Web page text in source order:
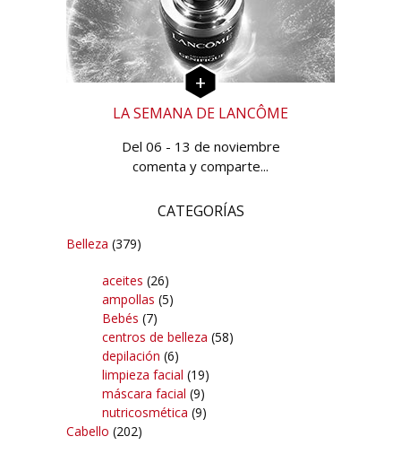
LA SEMANA DE LANCÔME
Del 06 - 13 de noviembre
comenta y comparte...
CATEGORÍAS
Belleza (379)
aceites (26)
ampollas (5)
Bebés (7)
centros de belleza (58)
depilación (6)
limpieza facial (19)
máscara facial (9)
nutricosmética (9)
Cabello (202)